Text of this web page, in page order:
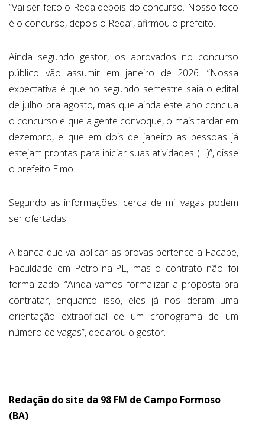
“Vai ser feito o Reda depois do concurso. Nosso foco
é o concurso, depois o Reda”, afirmou o prefeito.
Ainda segundo gestor, os aprovados no concurso
público vão assumir em janeiro de 2026. “Nossa
expectativa é que no segundo semestre saia o edital
de julho pra agosto, mas que ainda este ano conclua
o concurso e que a gente convoque, o mais tardar em
dezembro, e que em dois de janeiro as pessoas já
estejam prontas para iniciar suas atividades (…)”, disse
o prefeito Elmo.
Segundo as informações, cerca de mil vagas podem
ser ofertadas.
A banca que vai aplicar as provas pertence a Facape,
Faculdade em Petrolina-PE, mas o contrato não foi
formalizado. “Ainda vamos formalizar a proposta pra
contratar, enquanto isso, eles já nos deram uma
orientação extraoficial de um cronograma de um
número de vagas”, declarou o gestor.
Redação do site da 98 FM de Campo Formoso
(BA)